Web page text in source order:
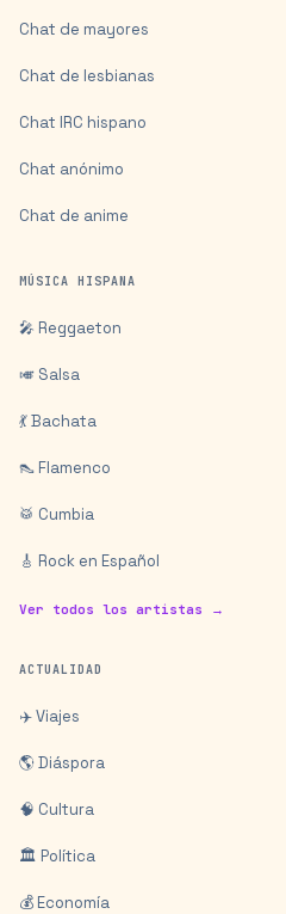
Chat de mayores
Chat de lesbianas
Chat IRC hispano
Chat anónimo
Chat de anime
MÚSICA HISPANA
🎤 Reggaeton
🎺 Salsa
💃 Bachata
👠 Flamenco
🥁 Cumbia
🎸 Rock en Español
Ver todos los artistas →
ACTUALIDAD
✈️ Viajes
🌎 Diáspora
🧠 Cultura
🏛️ Política
💰 Economía